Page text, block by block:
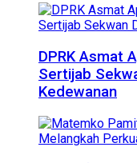
DPRK Asmat
Sertijab
Kedewanan